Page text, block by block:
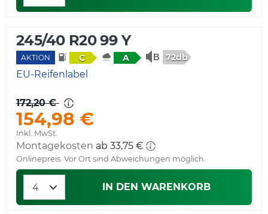
245/40 R20 99 Y
AKTION C A 72db
EU-Reifenlabel
172,20 €
154,98 €
Inkl. MwSt.
Montagekosten ab 33,75 €
Onlinepreis. Vor Ort sind Abweichungen möglich.
IN DEN WARENKORB